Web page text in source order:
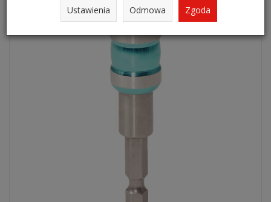
Ustawienia Odmowa Zgoda